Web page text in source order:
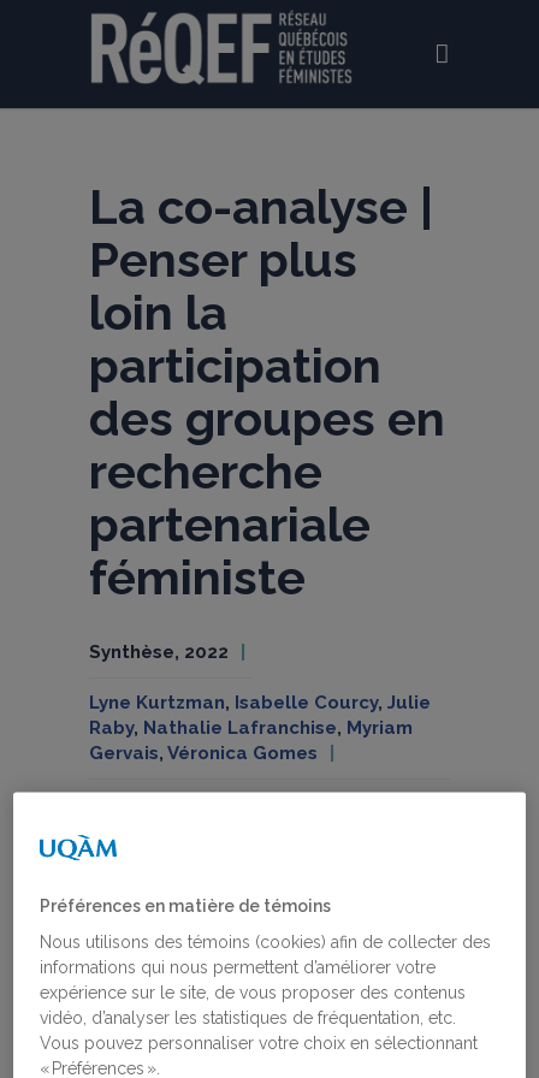
La co-analyse |
Penser plus
loin la
participation
des groupes en
recherche
partenariale
féministe
Synthèse, 2022
Lyne Kurtzman, Isabelle Courcy, Julie
Raby, Nathalie Lafranchise, Myriam
Gervais, Véronica Gomes
Recherche partenariale et
Le 28 avril 2022 avait lieu un forum ayant
pour objectif de penser plus loin la
participation des groupes,
particulièrement en ce qui a trait à la co-
Préférences en matière de témoins
Nous utilisons des témoins (cookies) afin de collecter des
informations qui nous permettent d’améliorer votre
expérience sur le site, de vous proposer des contenus
vidéo, d’analyser les statistiques de fréquentation, etc.
Vous pouvez personnaliser votre choix en sélectionnant
« Préférences ».